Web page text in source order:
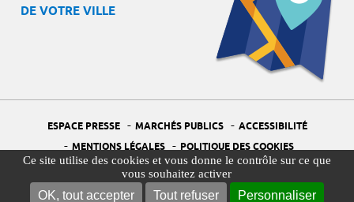
Ce site utilise des cookies et vous donne le contrôle sur ce que
vous souhaitez activer
OK, tout accepter Tout refuser Personnaliser
DE VOTRE VILLE
ESPACE PRESSE - MARCHÉS PUBLICS - ACCESSIBILITÉ
- MENTIONS LÉGALES - POLITIQUE DES COOKIES
PORTAIL DÉLÉGUÉ À LA PROTECTION DES DONNÉES - PLAN DU SITE
- GESTION DES COOKIES